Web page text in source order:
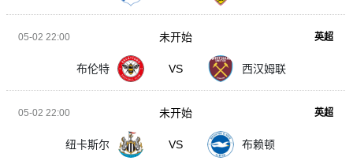
05-02 22:00 英超
布伦特 VS 西汉姆联
未开始
05-02 22:00 英超
纽卡斯尔 VS 布赖顿
未开始